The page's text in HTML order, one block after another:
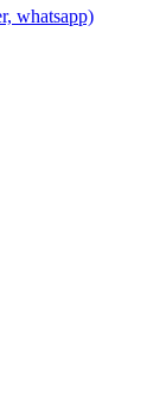
whatsapp)